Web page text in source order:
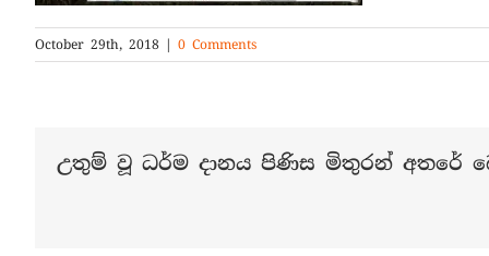
October 29th, 2018 | 0 Comments
උතුම් වූ ධර්ම දානය පිණිස මිතුරන් අතරේ